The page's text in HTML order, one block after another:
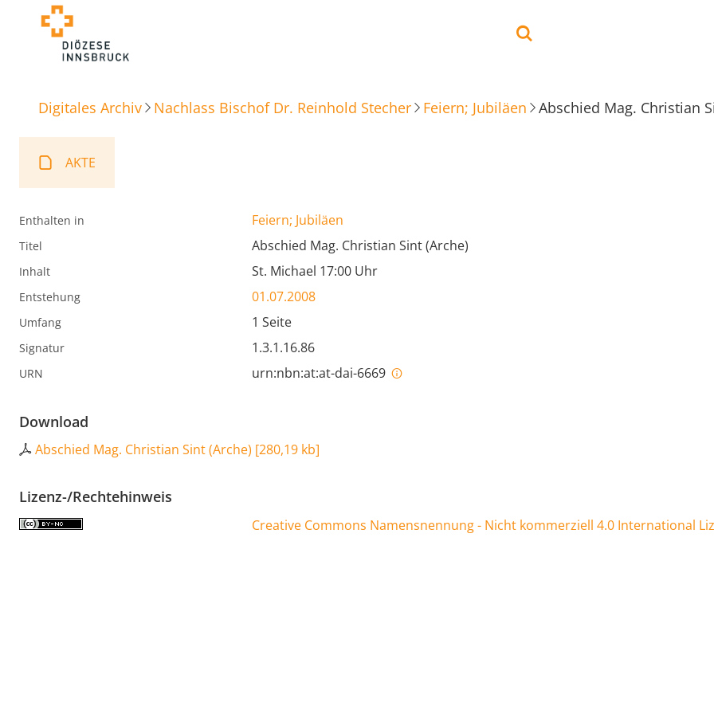
Digitales Archiv Nachlass Bischof Dr. Reinhold Stecher Feiern; Jubiläen Abschied Mag. Christian
AKTE
Enthalten in Feiern; Jubiläen
Titel Abschied Mag. Christian Sint (Arche)
Inhalt St. Michael 17:00 Uhr
Entstehung 01.07.2008
Umfang 1 Seite
Signatur 1.3.1.16.86
URN urn:nbn:at:at-dai-6669
Download
Abschied Mag. Christian Sint (Arche) [280,19 kb]
Lizenz-/Rechtehinweis
Creative Commons Namensnennung - Nicht kommerziell 4.0 International